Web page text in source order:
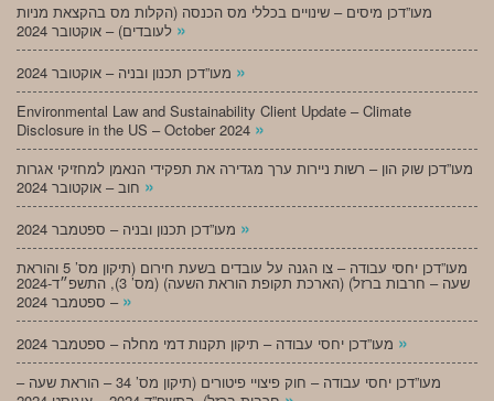
מעו”דכן מיסים – שינויים בכללי מס הכנסה (הקלות מס בהקצאת מניות
»
»
Environmental Law and Sustainability Client Update – Climate
Disclosure in the US – October 2024 »
מעו”דכן שוק הון – רשות ניירות ערך מגדירה את תפקידי הנאמן למחזיקי אגרות
»
»
מעו”דכן יחסי עבודה – צו הגנה על עובדים בשעת חירום (תיקון מס’ 5 והוראת
שעה – חרבות ברזל) (הארכת תקופת הוראת השעה) (מס’ 3), התשפ״ד-2024
– ספטמבר 2024 »
»
מעו”דכן יחסי עבודה – חוק פיצויי פיטורים (תיקון מס’ 34 – הוראת שעה –